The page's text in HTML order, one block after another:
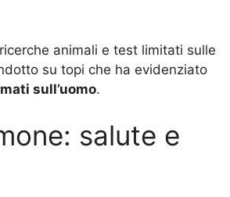
animali e test limitati sulle
su topi che ha evidenziato
sull’uomo.
salute e